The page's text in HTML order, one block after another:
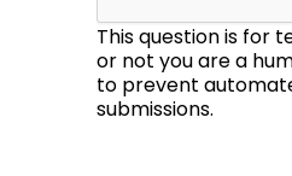
This question is for
or not you are a
to prevent
submissions.